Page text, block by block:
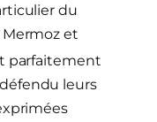
du
Mermoz et
parfaitement
leurs